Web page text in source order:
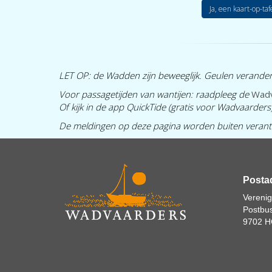
Ja, een kaart-op-
LET OP: de Wadden zijn beweeglijk. Geulen
Voor passagetijden van wantijen: raadpleeg de
Of kijk in de app QuickTide (gratis voor
De meldingen op deze pagina worden buiten
9702